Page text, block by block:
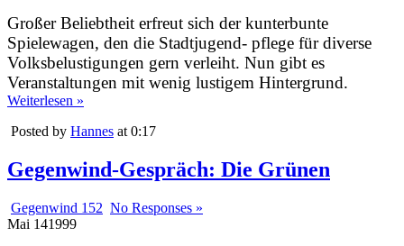
Großer Beliebtheit erfreut sich der kunterbunte
Spielewagen, den die Stadtjugend- pflege für diverse
Volksbelustigungen gern verleiht. Nun gibt es
Veranstaltungen mit wenig lustigem Hintergrund.
Weiterlesen »
Posted by Hannes at 0:17
Gegenwind-Gespräch: Die Grünen
Gegenwind 152 No Responses »
Mai 141999